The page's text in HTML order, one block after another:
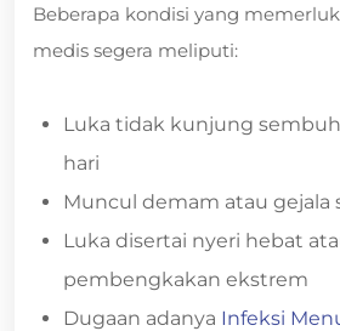
Beberapa kondisi yang
medis segera meliputi:
Luka tidak kunjung
hari
Muncul demam atau gejala
Luka disertai nyeri hebat
pembengkakan ekstrem
Dugaan adanya Infeksi